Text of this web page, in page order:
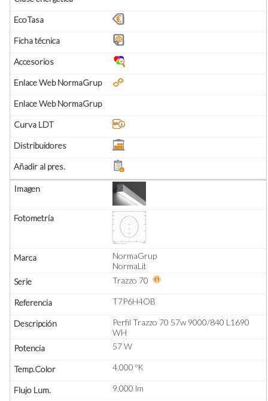
NormaGrup
NormaLit
Trazzo 70
T7P6H4OB
Perfil Trazzo 70 57w 9000/840 L1690
WH
57 W
4.000 ºK
9.000 lm